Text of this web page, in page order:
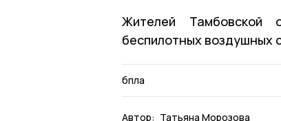
Жителей Тамбовской
беспилотных воздушных
бпла
Автор: Татьяна Морозова